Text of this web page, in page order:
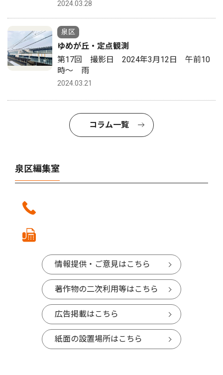
2024.03.28
泉区
ゆめが丘・定点観測
第17回 撮影日 2024年3月12日 午前10
時〜 雨
2024.03.21
コラム一覧
泉区編集室
情報提供・ご意見はこちら
著作物の二次利用等はこちら
広告掲載はこちら
紙面の設置場所はこちら